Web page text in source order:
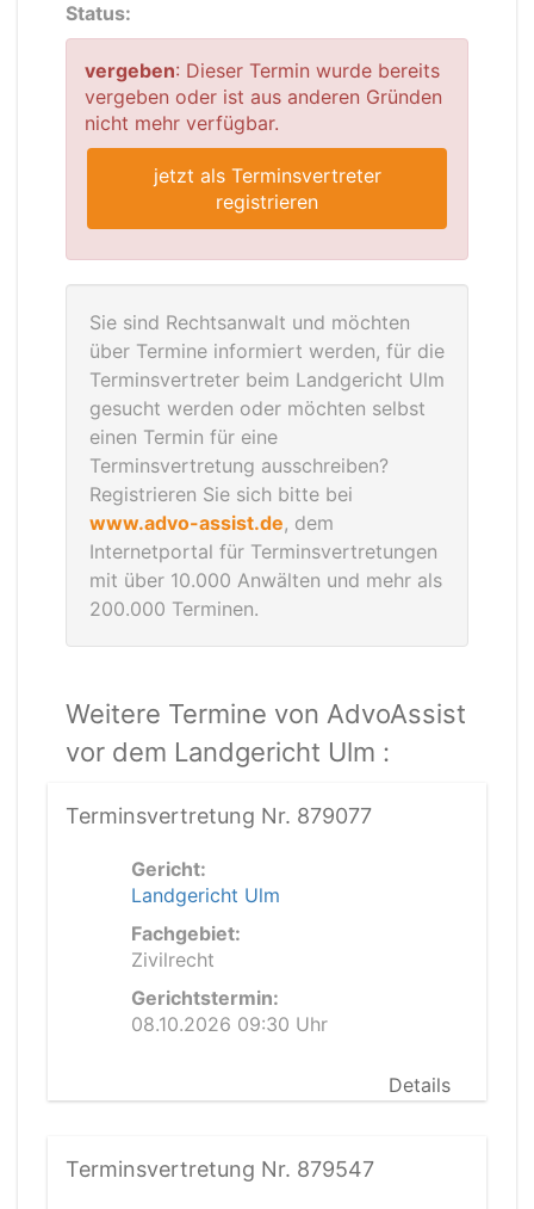
Status:
vergeben: Dieser Termin wurde bereits
vergeben oder ist aus anderen Gründen
nicht mehr verfügbar.
jetzt als Terminsvertreter
registrieren
Sie sind Rechtsanwalt und möchten
über Termine informiert werden, für die
Terminsvertreter beim Landgericht Ulm
gesucht werden oder möchten selbst
einen Termin für eine
Terminsvertretung ausschreiben?
Registrieren Sie sich bitte bei
www.advo-assist.de, dem
Internetportal für Terminsvertretungen
mit über 10.000 Anwälten und mehr als
200.000 Terminen.
Weitere Termine von AdvoAssist
vor dem Landgericht Ulm :
Terminsvertretung Nr. 879077
Gericht:
Landgericht Ulm
Fachgebiet:
Zivilrecht
Gerichtstermin:
08.10.2026 09:30 Uhr
Details
Terminsvertretung Nr. 879547